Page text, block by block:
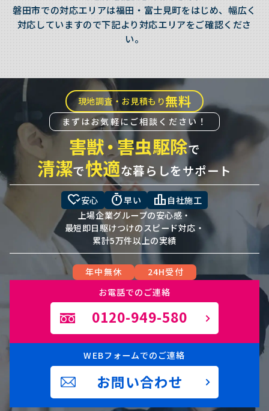
磐田市での対応エリアは福田・富士見町をはじめ、幅広く
対応していますので下記より対応エリアをご確認くださ
い。
現地調査・お見積もり無料
まずはお気軽にご相談ください！
害獣・害虫駆除で
清潔で快適な暮らしをサポート
heart_check安心 timer早い leaderboard 自社施工
上場企業グループの安心感・
最短即日駆けつけのスピード対応・
累計5万件以上の実績
年中無休
24H受付
お電話でのご連絡
0120-949-580
WEBフォームでのご連絡
お問い合わせ